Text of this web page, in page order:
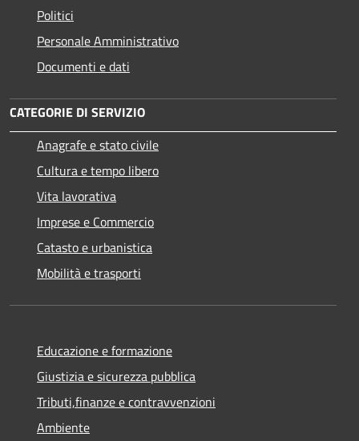
Politici
Personale Amministrativo
Documenti e dati
CATEGORIE DI SERVIZIO
Anagrafe e stato civile
Cultura e tempo libero
Vita lavorativa
Imprese e Commercio
Catasto e urbanistica
Mobilità e trasporti
Educazione e formazione
Giustizia e sicurezza pubblica
Tributi,finanze e contravvenzioni
Ambiente